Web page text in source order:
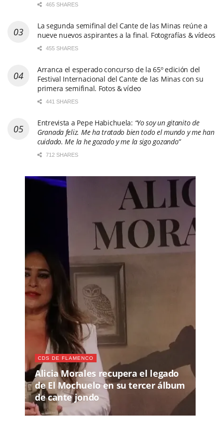
465 SHARES
La segunda semifinal del Cante de las Minas reúne a
nueve nuevos aspirantes a la final. Fotografías & vídeos
455 SHARES
Arranca el esperado concurso de la 65º edición del
Festival Internacional del Cante de las Minas con su
primera semifinal. Fotos & vídeo
441 SHARES
Entrevista a Pepe Habichuela: “Yo soy un gitanito de
Granada feliz. Me ha tratado bien todo el mundo y me han
cuidado. Me la he gozado y me la sigo gozando”
712 SHARES
CDS DE FLAMENCO
Alicia Morales recupera el legado
de El Mochuelo en su tercer álbum
de cante jondo